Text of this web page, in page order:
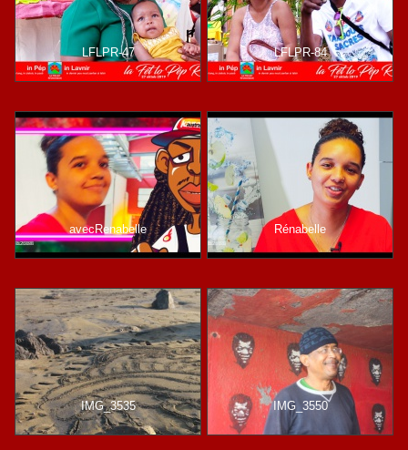
LFLPR-47 LFLPR-84
avecRenabelle Rénabelle
IMG_3535 IMG_3550